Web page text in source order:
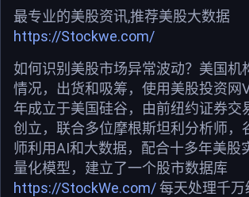
最专业的美股资讯,推荐美股大数据
https://Stockwe.com/
如何识别美股市场异常波动？美国机
情况，出货和吸筹，使用美股投资网
年成立于美国硅谷，由前纽约证券交
创立，联合多位摩根斯坦利分析师，
师利用AI和大数据，配合十多年美股
量化模型，建立了一个股市数据库
https://StockWe.com/每天处理千万